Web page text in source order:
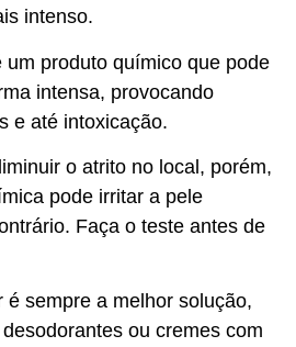
intenso.
um produto químico que pode
intensa, provocando
e até intoxicação.
o atrito no local, porém,
pode irritar a pele
Faça o teste antes de
é sempre a melhor solução,
ou cremes com